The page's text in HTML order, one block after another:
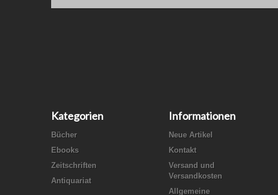
Kategorien
Bücher
Ebooks
Zeitschriften
Antiquariat
Informationen
Neue Artikel
Kontakt
Versand und
Versandkosten
Allgemeine